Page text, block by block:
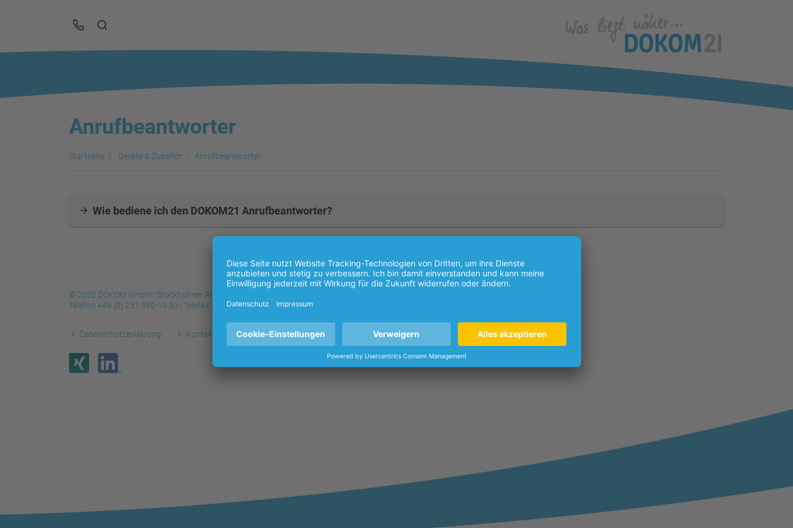
Anrufbeantworter
Startseite Geräte & Zubehör Anrufbeantworter
Wie bediene ich den DOKOM21 Anrufbeantworter?
© 2026 DOKOM GmbH | Stockholmer Allee 24 | 44269 Dortmund
Telefon +49 (0) 231.930-10 50 | Telefax +49 (0) 231.930-10 54| E-Mail:
Datenschutzerklärung Kontakt Impressum